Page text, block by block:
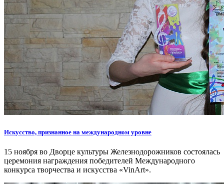
Искусство, признанное на международном уровне
15 ноября во Дворце культуры Железнодорожников состоялась
церемония награждения победителей Международного
конкурса творчества и искусства «VinArt».